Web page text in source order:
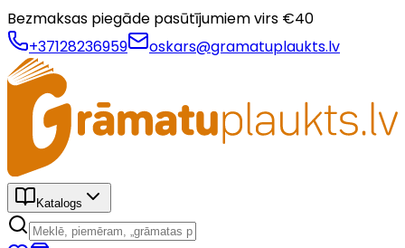
Bezmaksas piegāde pasūtījumiem virs €40
+37128236959
oskars@gramatuplaukts.lv
Katalogs